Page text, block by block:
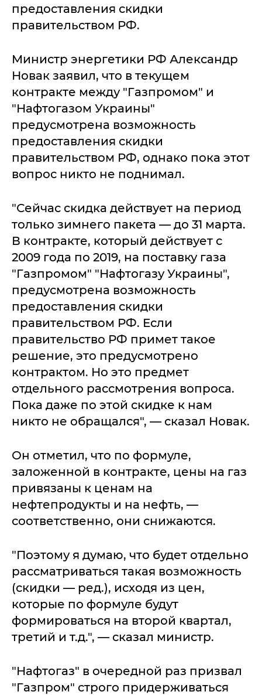
предоставления скидки
правительством РФ.
Министр энергетики РФ Александр
Новак заявил, что в текущем
контракте между "Газпромом" и
"Нафтогазом Украины"
предусмотрена возможность
предоставления скидки
правительством РФ, однако пока этот
вопрос никто не поднимал.
"Сейчас скидка действует на период
только зимнего пакета — до 31 марта.
В контракте, который действует с
2009 года по 2019, на поставку газа
"Газпромом" "Нафтогазу Украины",
предусмотрена возможность
предоставления скидки
правительством РФ. Если
правительство РФ примет такое
решение, это предусмотрено
контрактом. Но это предмет
отдельного рассмотрения вопроса.
Пока даже по этой скидке к нам
никто не обращался", — сказал Новак.
Он отметил, что по формуле,
заложенной в контракте, цены на газ
привязаны к ценам на
нефтепродукты и на нефть, —
соответственно, они снижаются.
"Поэтому я думаю, что будет отдельно
рассматриваться такая возможность
(скидки — ред.), исходя из цен,
которые по формуле будут
формироваться на второй квартал,
третий и т.д.", — сказал министр.
"Нафтогаз" в очередной раз призвал
"Газпром" строго придерживаться